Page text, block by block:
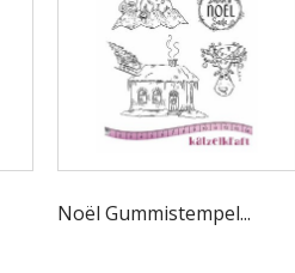
Noël Gummistempel...